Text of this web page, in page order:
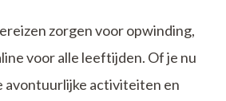
zorgen voor opwinding,
voor alle leeftijden. Of je nu
avontuurlijke activiteiten en